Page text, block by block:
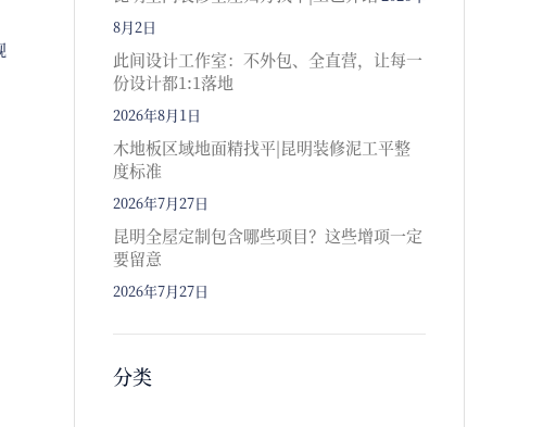
8月2日
此间设计工作室：不外包、全直营，让每一
份设计都1:1落地
2026年8月1日
木地板区域地面精找平|昆明装修泥工平整
度标准
2026年7月27日
昆明全屋定制包含哪些项目？这些增项一定
要留意
2026年7月27日
分类